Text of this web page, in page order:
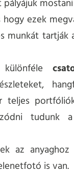
ezek
munkát tartják
teljes
tudunk
az
is van.